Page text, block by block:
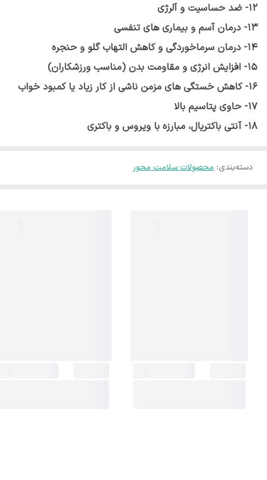
12- ضد حساسیت و آلرژی
13- درمان آسم و بیماری های تنفسی
14- درمان سرماخوردگی و کاهش التهاب گلو و حنجره
15- افزایش انرژی و مقاومت بدن (مناسب ورزشکاران)
16- کاهش خستگی های مزمن ناشی از کار زیاد یا کمبود خواب
17- حاوی پتاسیم بالا
18- آنتی باکتریال، مبارزه با ویروس و باکتری
دسته‌بندی: محصولات سلامت محور